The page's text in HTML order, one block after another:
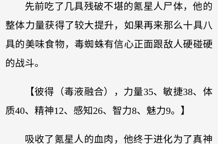
先前吃了几具残破不堪的氪星人尸体，他的
整体力量获得了较大提升，如果再来那么十具八
具的美味食物，毒蜘蛛有信心正面跟敌人硬碰硬
的战斗。
【彼得（毒液融合），力量35、敏捷38、体
质40、精神12、感知26、智力8、魅力9。】
吸收了氪星人的血肉，他终于进化为了真神